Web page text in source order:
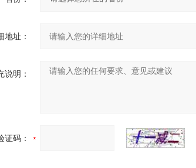
地址：
说明：
证码：